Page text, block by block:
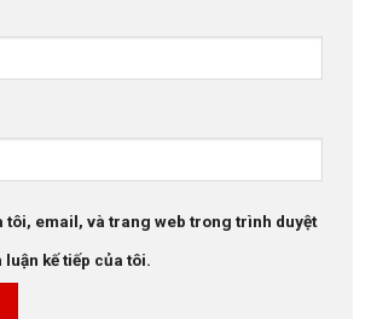
tôi, email, và trang web trong trình duyệt
kế tiếp của tôi.